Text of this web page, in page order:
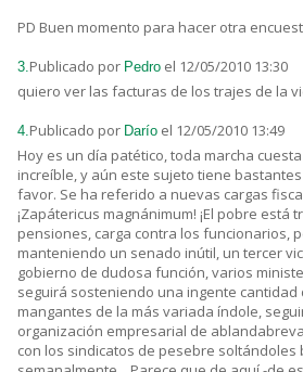
PD Buen momento para hacer otra
3.Publicado por Pedro el 12/05/2010 13:30
quiero ver las facturas de los trajes de la
4.Publicado por Darío el 12/05/2010 13:49
Hoy es un día patético, toda marcha
increíble, y aún este sujeto tiene
favor. Se ha referido a nuevas cargas
¡Zapátericus magnánimum! ¡El pobre está
pensiones, carga contra los funcionarios,
manteniendo un senado inútil, un tercer
gobierno de dudosa función, varios
seguirá sosteniendo una ingente cantidad
mangantes de la más variada índole,
organización empresarial de
con los sindicatos de pesebre soltándoles